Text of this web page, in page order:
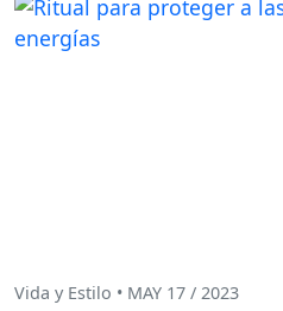
Vida y Estilo • MAY 17 / 2023